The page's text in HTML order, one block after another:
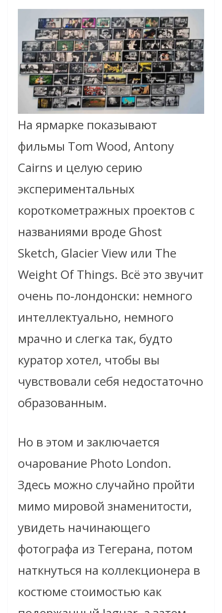
На ярмарке показывают
фильмы Tom Wood, Antony
Cairns и целую серию
экспериментальных
короткометражных проектов с
названиями вроде Ghost
Sketch, Glacier View или The
Weight Of Things. Всё это звучит
очень по‑лондонски: немного
интеллектуально, немного
мрачно и слегка так, будто
куратор хотел, чтобы вы
чувствовали себя недостаточно
образованным.
Но в этом и заключается
очарование Photo London.
Здесь можно случайно пройти
мимо мировой знаменитости,
увидеть начинающего
фотографа из Тегерана, потом
наткнуться на коллекционера в
костюме стоимостью как